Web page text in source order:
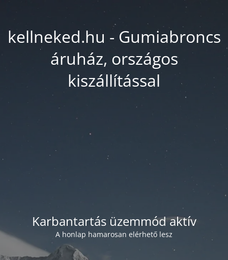
kellneked.hu - Gumiabroncs
áruház, országos
kiszállítással
Karbantartás üzemmód aktív
A honlap hamarosan elérhető lesz